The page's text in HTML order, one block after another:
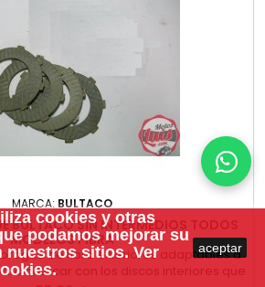
MARCA: BULTACO
BULTACO SIN INTERMEDIOS TODOS
MODELOS FIBRA
de fibra exteriores adaptables a
colocar con los discos interiores que
cookies y otras
podamos mejorar su
nuestros sitios.Ver
aceptar